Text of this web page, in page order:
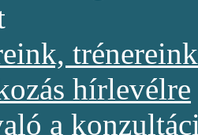
trénereink
hírlevélre
a